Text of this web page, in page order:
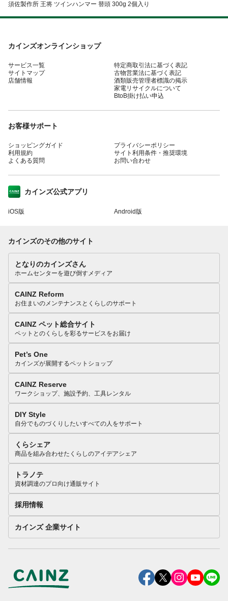
須佐製作所 王将 ツインハンマー 替頭 300g 2個入り
カインズオンラインショップ
サービス一覧
サイトマップ
店舗情報
特定商取引法に基づく表記
古物営業法に基づく表記
酒類販売管理者標識の掲示
家電リサイクルについて
BtoB掛け払い申込
お客様サポート
ショッピングガイド
利用規約
よくある質問
プライバシーポリシー
サイト利用条件・推奨環境
お問い合わせ
カインズ公式アプリ
iOS版 Android版
カインズのその他のサイト
となりのカインズさん
ホームセンターを遊び倒すメディア
CAINZ Reform
お住まいのメンテナンスとくらしのサポート
CAINZ ペット総合サイト
ペットとのくらしを彩るサービスをお届け
Pet’s One
カインズが展開するペットショップ
CAINZ Reserve
ワークショップ、施設予約、工具レンタル
DIY Style
自分でものづくりしたいすべての人をサポート
くらシェア
商品を組み合わせたくらしのアイデアシェア
トラノテ
資材調達のプロ向け通販サイト
採用情報
カインズ 企業サイト